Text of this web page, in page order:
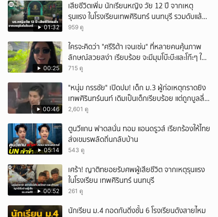
01:32
เสียชีวิตเพิ่ม นักเรียนหญิง วัย 12 ปี จากเหตุ
รุนแรง ในโรงเรียนเทพศิรินทร์ นนทบุรี รวมดับแล้ว
9 ราย
959 ดู
00:25
ใครจะคิดว่า "ศรีริต้า เจนเซ่น" ที่หลายคนคุ้นภาพ
ลักษณ์สวยสง่า เรียบร้อย จะมีมุมโบ๊ะบ๊ะและโก๊ะๆ ให้
ได้อมยิ้มเหมือนกัน งานนี้ทำเอาแฟนๆ ทั้งเอ็นดูทั้ง
715 ดู
00:46
"หนุ่ม กรรชัย" เปิดปม! เด็ก ม.3 ผู้ก่อเหตุกราดยิง
เทพศิรินทร์นนท์ เดิมเป็นเด็กเรียบร้อย แต่ถูกบูลลี่
หนัก คาดแรงกดดันสะสมกลายเป็นแรงแค้น จนก่อ
2,601 ดู
05:14
ตูนวีแกน ฟาดสนั่น ทอม แอนดรูวส์ เรียกร้องให้ไทย
ส่งเขมรพลัดถิ่นกลับบ้าน
543 ดู
00:52
เศร้า! ญาติทยอยรับศพผู้เสียชีวิต จากเหตุรุนแรง
ในโรงเรียน เทพศิรินทร์ นนทบุรี
261 ดู
นักเรียน ม.4 กอดกันดิ่งชั้น 6 โรงเรียนดังสายไหม